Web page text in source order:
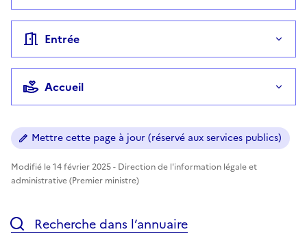
Entrée
Accueil
Mettre cette page à jour (réservé aux services publics)
Modifié le 14 février 2025 - Direction de l'information légale et
administrative (Premier ministre)
Recherche dans l’annuaire